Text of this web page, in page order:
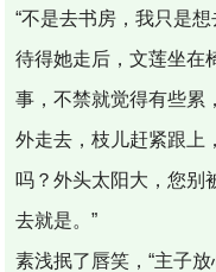
“不是去书房，我只是
待得她走后，文莲坐在
事，不禁就觉得有些累
外走去，枝儿赶紧跟上
吗？外头太阳大，您别
去就是。”
素浅抿了唇笑，“主子